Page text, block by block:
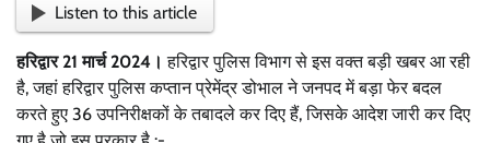
Listen to this article
हरिद्वार 21 मार्च 2024। हरिद्वार पुलिस विभाग से इस वक्त बड़ी खबर आ रही
है, जहां हरिद्वार पुलिस कप्तान प्रेमेंद्र डोभाल ने जनपद में बड़ा फेर बदल
करते हुए 36 उपनिरीक्षकों के तबादले कर दिए हैं, जिसके आदेश जारी कर दिए